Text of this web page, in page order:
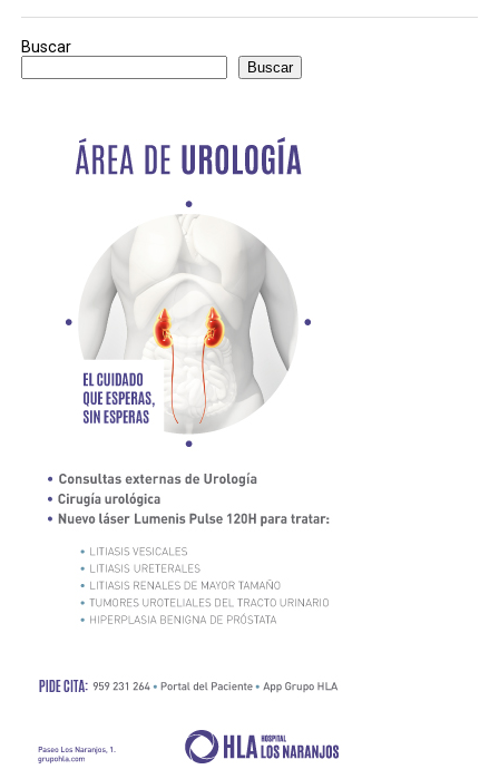
Buscar
Buscar